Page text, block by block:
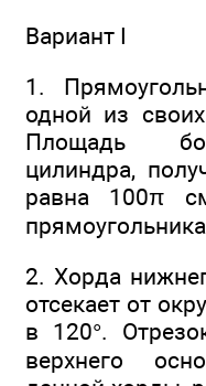
Вариант I
1.
одной из
Площадь
цилиндра,
равна 100π
2. Хорда
отсекает от
в 120°.
верхнего